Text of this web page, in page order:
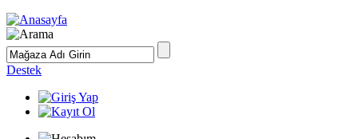
Destek